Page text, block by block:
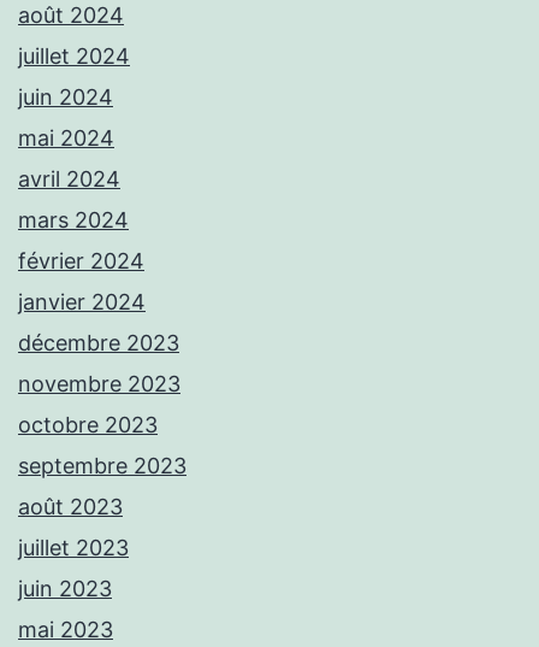
août 2024
juillet 2024
juin 2024
mai 2024
avril 2024
mars 2024
février 2024
janvier 2024
décembre 2023
novembre 2023
octobre 2023
septembre 2023
août 2023
juillet 2023
juin 2023
mai 2023